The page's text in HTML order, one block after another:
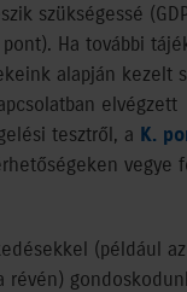
szükségessé
Ha további
alapján kezelt
elvégzett
tesztről, a K.
vegye
(például
révén)